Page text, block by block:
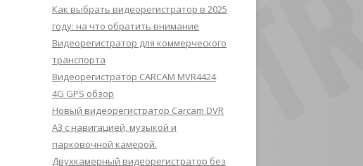
Как выбрать видеорегистратор в 2025
году: на что обратить внимание
Видеорегистратор для коммерческого
транспорта
Видеорегистратор CARCAM MVR4424
4G GPS обзор
Новый видеорегистратор Carcam DVR
A3 с навигацией, музыкой и
парковочной камерой.
Двухкамерный видеорегистратор без